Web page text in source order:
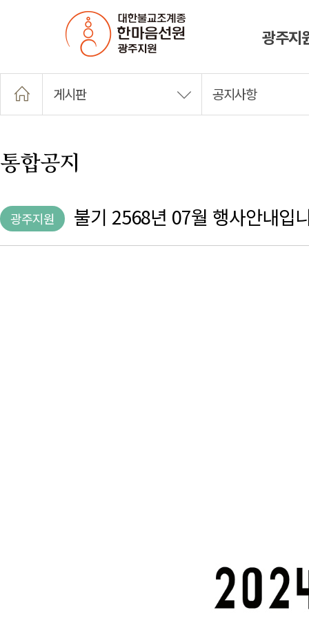
광주지
게시판 공지사항
통합공지
광주지원 불기 2568년 07월 행사안내입